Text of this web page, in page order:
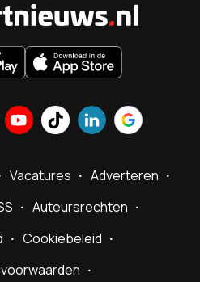
Vacatures
Adverteren
Auteursrechten
Cookiebeleid